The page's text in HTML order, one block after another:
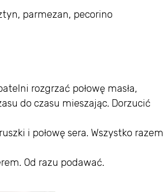
parmezan, pecorino
rozgrzać połowę masła,
do czasu mieszając. Dorzucić
i połowę sera. Wszystko razem
Od razu podawać.